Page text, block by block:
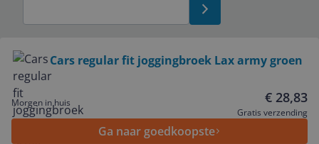
Cars regular fit joggingbroek Lax army groen
Morgen in huis € 28,83
Gratis verzending
Ga naar goedkoopste
Service